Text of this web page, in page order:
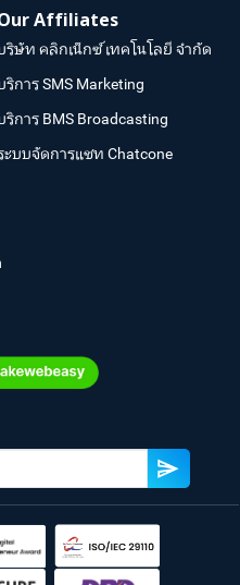
Affiliates
ริษัท คลิกเน็กซ์ เทคโนโลยี จำกัด
ริการ SMS Marketing
ริการ BMS Broadcasting
ะบบจัดการแชท Chatcone